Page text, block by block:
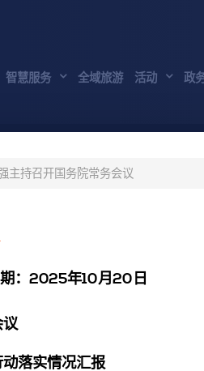
智慧服务 全域旅游 活动 政
主持召开国务院常务会议
期：2025年10月20日
落实情况汇报